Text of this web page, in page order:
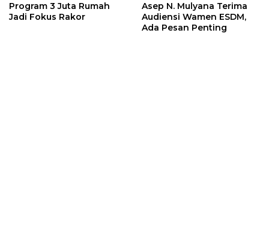
Program 3 Juta Rumah
Jadi Fokus Rakor
Asep N. Mulyana Terima
Audiensi Wamen ESDM,
Ada Pesan Penting